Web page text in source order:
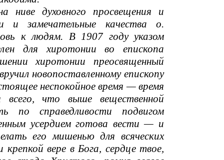
ниве духовного просвещения и
и замечательные качества о.
к людям. В 1907 году указом
для хиротонии во епископа
хиротонии преосвященный
новопоставленному епископу
неспокойное время — время
что выше вещественной
по справедливости подвигом
усердием готова вести — и
его мишенью для всяческих
вере в Бога, сердце твое,